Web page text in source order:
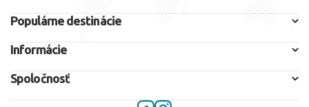
Populárne destinácie
Informácie
Spoločnosť